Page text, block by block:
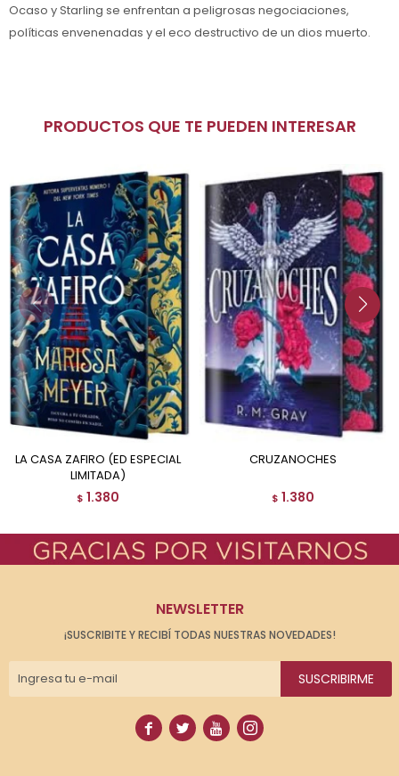
Ocaso y Starling se enfrentan a peligrosas negociaciones,
políticas envenenadas y el eco destructivo de un dios muerto.
PRODUCTOS QUE TE PUEDEN INTERESAR
LA CASA ZAFIRO (ED ESPECIAL
LIMITADA)
$ 1.380
CRUZANOCHES
$ 1.380
NEWSLETTER
¡SUSCRIBITE Y RECIBÍ TODAS NUESTRAS NOVEDADES!
SUSCRIBIRME
   